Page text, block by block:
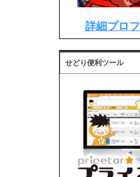
詳細プロ
せどり便利ツール